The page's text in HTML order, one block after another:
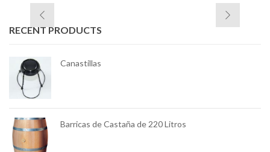
RECENT PRODUCTS
Canastillas
Barricas de Castaña de 220 Litros